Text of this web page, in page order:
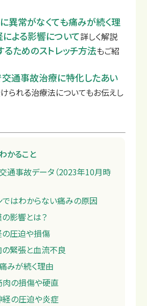
異常がなくても痛みが続く理
による影響について詳しく解説
ためのストレッチ方法もご紹
通事故治療に特化したあい
られる治療法についてもお伝えし
かること
通事故データ（2023年10月時
ではわからない痛みの原因
影響とは？
圧迫や損傷
緊張と血流不良
みが続く理由
肉の損傷や硬直
経の圧迫や炎症